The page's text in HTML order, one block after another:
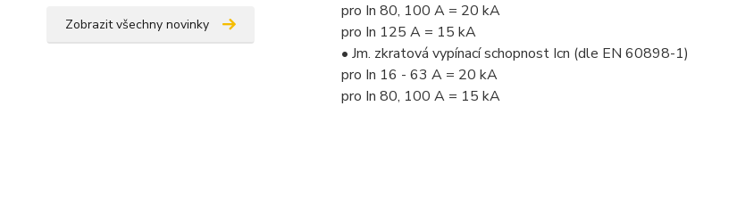
Zobrazit všechny novinky
pro In 80, 100 A = 20 kA
pro In 125 A = 15 kA
• Jm. zkratová vypínací schopnost Icn (dle EN 60898-1)
pro In 16 - 63 A = 20 kA
pro In 80, 100 A = 15 kA